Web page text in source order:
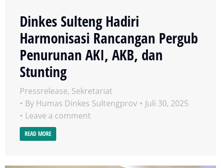
Dinkes Sulteng Hadiri
Harmonisasi Rancangan Pergub
Penurunan AKI, AKB, dan
Stunting
Pressrelease, Sekretariat
By Humas Dinkes Sultengprov
Juli 30, 2025
Leave a comment
READ MORE